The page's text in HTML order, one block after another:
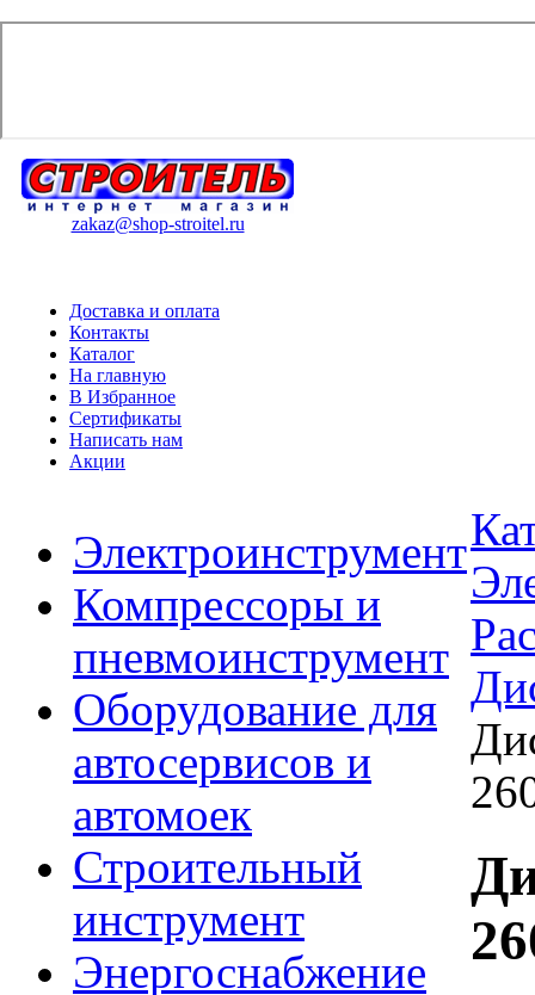
zakaz@shop-stroitel.ru
Доставка и оплата
Контакты
Каталог
На главную
В Избранное
Сертификаты
Написать нам
Акции
Электроинструмент
Компрессоры и
пневмоинструмент
Оборудование для
автосервисов и
автомоек
Строительный
инструмент
Энергоснабжение